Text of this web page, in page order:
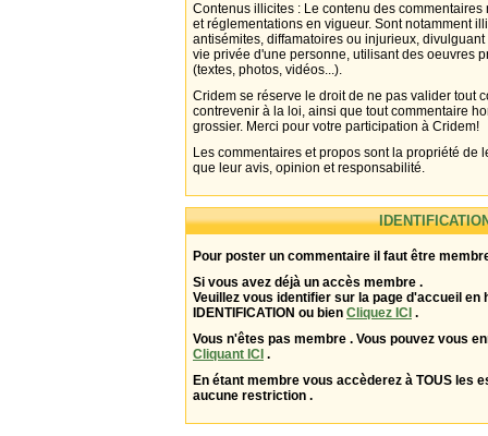
Contenus illicites : Le contenu des
et réglementations en vigueur. Sont notamment
antisémites, diffamatoires ou injurieux,
vie privée d'une personne, utilisant des oeuvres
(textes, photos, vidéos...).
Cridem se réserve le droit de ne pas valider tout
contrevenir à la loi, ainsi que tout commentaire
grossier. Merci pour votre participation à Cridem!
Les commentaires et propos sont la propriété de
que leur avis, opinion et responsabilité.
Pour poster un commentaire il faut être
Si vous avez déjà un accès membre .
Veuillez vous identifier sur la page d'accueil en
IDENTIFICATION ou bien Cliquez ICI .
Vous n'êtes pas membre . Vous pouvez vous
Cliquant ICI .
En étant membre vous accèderez à TOUS les
aucune restriction .